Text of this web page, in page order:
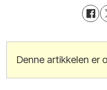
Denne artikkelen er